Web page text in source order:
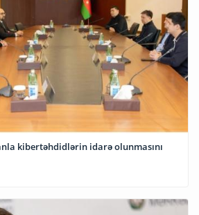
kibertəhdidlərin idarə olunmasını